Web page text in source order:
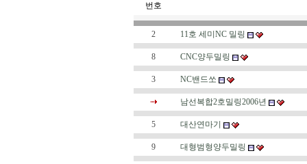
번호
2 11호 세미NC 밀링
8 CNC양두밀링
3 NC밴드쏘
남선복합2호밀링2006년
5 대산연마기
9 대형범형양두밀링